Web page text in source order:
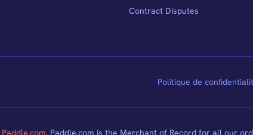
Contract Disputes
Politique de
Paddle.com. Paddle.com is the Merchant of Record for all our